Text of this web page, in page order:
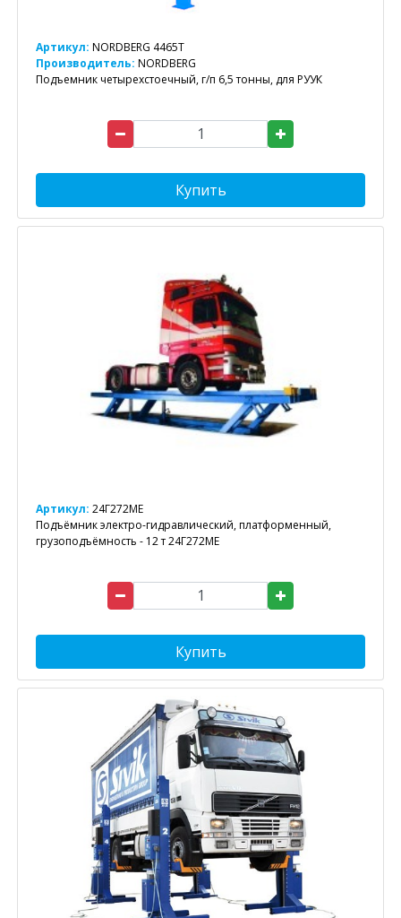
Артикул: NORDBERG 4465T
Производитель: NORDBERG
Подъемник четырехстоечный, г/п 6,5 тонны, для РУУК
Купить
Артикул: 24Г272МE
Подъёмник электро-гидравлический, платформенный,
грузоподъёмность - 12 т 24Г272МE
Купить